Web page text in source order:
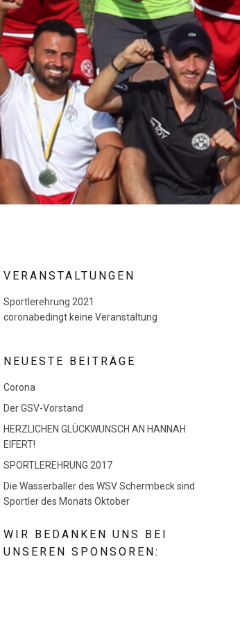
VERANSTALTUNGEN
Sportlerehrung 2021
coronabedingt keine Veranstaltung
NEUESTE BEITRÄGE
Corona
Der GSV-Vorstand
HERZLICHEN GLÜCKWUNSCH AN HANNAH
EIFERT!
SPORTLEREHRUNG 2017
Die Wasserballer des WSV Schermbeck sind
Sportler des Monats Oktober
WIR BEDANKEN UNS BEI
UNSEREN SPONSOREN: